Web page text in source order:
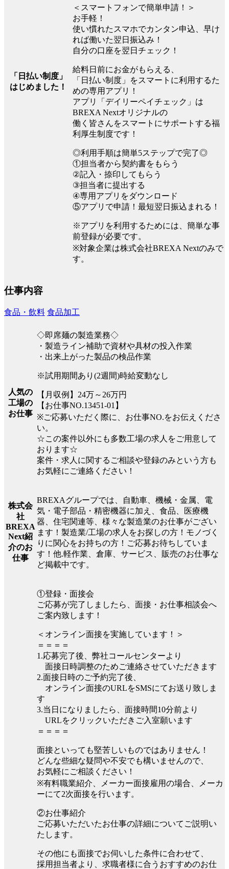
「日払い制度」
はじめました！
＜スマートフォンで簡単申請！＞
お手軽！
使い慣れたスマホでカンタン申込、早け
れば働いた翌日振込み！
自分の口座を翌日チェック！
給料日前にお金がもらえる、
「日払い制度」をスマートに利用するた
めの専用アプリ！
アプリ「デイリーペイチェック」は
BREXA Nextオリジナルの
働く皆さんをスマートにサポートする福
利厚生制度です！
◎利用手順は簡単5ステップで完了◎
①担当者から契約書をもらう
②記入・捺印してもらう
③担当者に提出する
④専用アプリをダウンロード
⑤アプリで申請！最短翌日振込まれる！
※アプリを利用するためには、簡単な事
前登録が必要です。
※対象企業は株式会社BREXA Nextのみで
す。
仕事内容
食品・飲料 食品加工
人気の
工場の
お仕事
◇即席麺の製造業務◇
・製造ライン補助で資材や具材の投入作業
・出来上がった製品の検品作業
※試用期間あり(2週間)時給変動なし
【月収例】24万～26万円
【お仕事NO.13451-01】
※ご応募いただく際に、お仕事NO.をお伝えくださ
い。
☆この案件以外にも多数工場の求人をご用意して
おります☆
案件・求人に関するご相談や登録のみという方も
お気軽にご連絡ください！
株式会
社
BREXA
Next紹
介のお
仕事
BREXAグループでは、自動車、機械・金属、電
気・電子部品・精密機器に加え、食品、医療機
器、住宅関連等、様々な製造業のお仕事がござい
ます！製造業/工場の求人をお探しの方！モノづく
りに関心をお持ちの方！ご応募お待ちしていま
す！他.軽作業、倉庫、サービス、販売のお仕事な
ど掲載中です。
①登録・面接会
ご応募が完了しましたら、面接・お仕事相談会へ
ご案内致します！
＜オンライン面接を実施しています！＞
＝＝＝＝
1.応募完了後、弊社コールセンターより
面接日時調整のためご連絡させていただきます
2.面接日時のご予約完了後、
オンライン面接のURLをSMSにてお送り致しま
す
3.当日になりましたら、面接時間10分前より
URLをクリックいただきご入室願います
＝＝＝＝
面接といっても堅苦しいものではありません！
どんな些細な疑問や不安でも構いませんので、
お気軽にご相談ください！
※有料職業紹介、メーカー面接雇用の場合、メーカ
ーにて2次面接を行います。
②お仕事紹介
ご応募いただいたお仕事の詳細についてご説明い
たします。
その他にも面接でお伺いした条件に合わせて、
採用担当者より、求職者様に合うおすすめのお仕